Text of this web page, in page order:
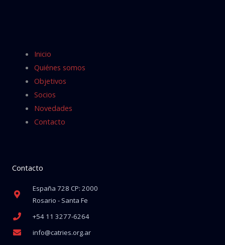
Inicio
Quiénes somos
Objetivos
Socios
Novedades
Contacto
Contacto
España 728 CP: 2000
Rosario - Santa Fe
+54 11 3277-6264
info@catries.org.ar